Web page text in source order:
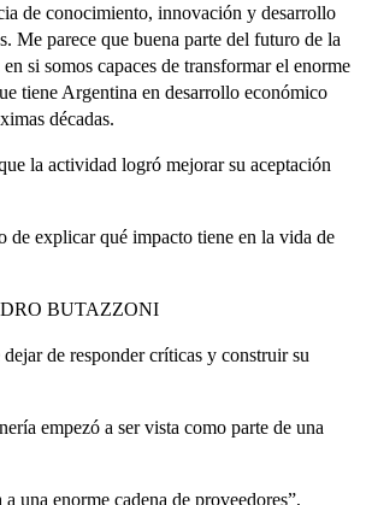
de conocimiento, innovación y desarrollo
Me parece que buena parte del futuro de la
si somos capaces de transformar el enorme
tiene Argentina en desarrollo económico
décadas.
la actividad logró mejorar su aceptación
de explicar qué impacto tiene en la vida de
BUTAZZONI
de responder críticas y construir su
empezó a ser vista como parte de una
una enorme cadena de proveedores”,